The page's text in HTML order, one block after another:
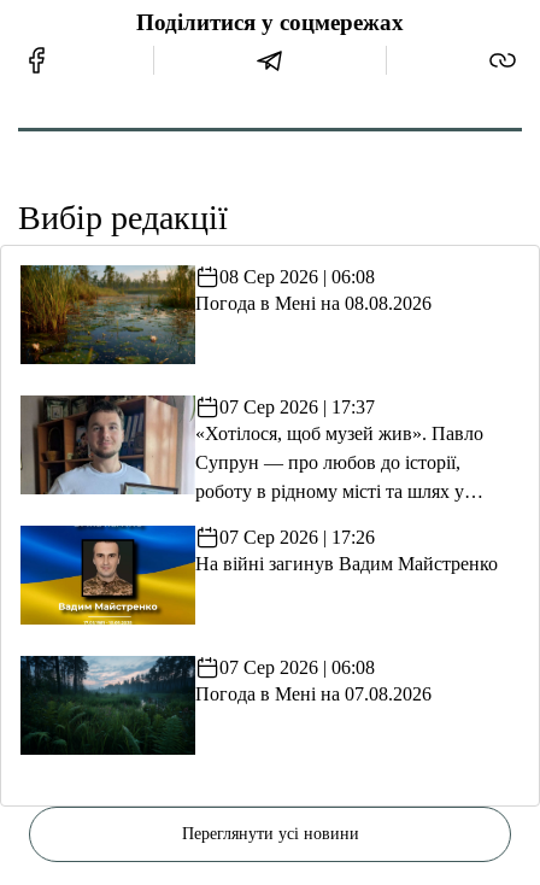
Поділитися у соцмережах
Вибір редакції
08 Сер 2026 | 06:08
Погода в Мені на 08.08.2026
07 Сер 2026 | 17:37
«Хотілося, щоб музей жив». Павло
Супрун — про любов до історії,
роботу в рідному місті та шлях у
07 Сер 2026 | 17:26
На війні загинув Вадим Майстренко
07 Сер 2026 | 06:08
Погода в Мені на 07.08.2026
Переглянути усі новини